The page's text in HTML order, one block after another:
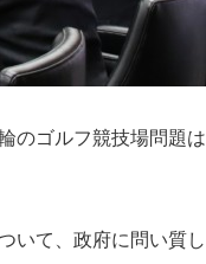
のゴルフ競技場問題は
いて、政府に問い質し